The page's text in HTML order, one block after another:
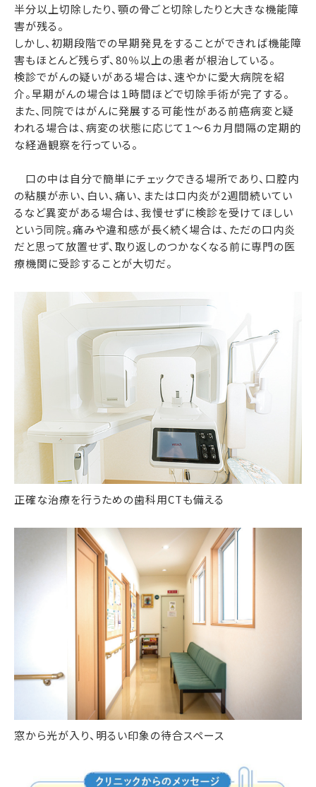
半分以上切除したり、顎の骨ごと切除したりと大きな機能障
害が残る。
しかし、初期段階での早期発見をすることができれば機能障
害もほとんど残らず、80％以上の患者が根治している。
検診でがんの疑いがある場合は、速やかに愛大病院を紹
介。早期がんの場合は１時間ほどで切除手術が完了する。
また、同院ではがんに発展する可能性がある前癌病変と疑
われる場合は、病変の状態に応じて１〜６カ月間隔の定期的
な経過観察を行っている。
口の中は自分で簡単にチェックできる場所であり、口腔内
の粘膜が赤い、白い、痛い、または口内炎が2週間続いてい
るなど異変がある場合は、我慢せずに検診を受けてほしい
という同院。痛みや違和感が長く続く場合は、ただの口内炎
だと思って放置せず、取り返しのつかなくなる前に専門の医
療機関に受診することが大切だ。
正確な治療を行うための歯科用CTも備える
窓から光が入り、明るい印象の待合スペース